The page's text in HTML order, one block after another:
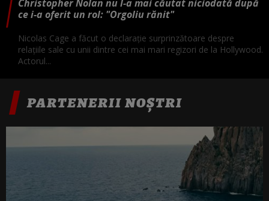
Christopher Nolan nu l-a mai căutat niciodată după
ce i-a oferit un rol: "Orgoliu rănit"
Nicolas Cage a făcut o declarație surprinzătoare despre
relațiile sale cu unii dintre cei mai mari regizori de la Hollywood.
Actorul...
PARTENERII NOȘTRI